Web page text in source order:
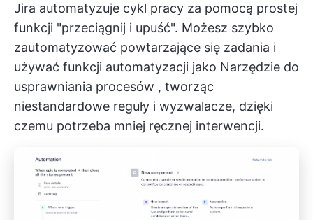
Jira automatyzuje cykl pracy za pomocą prostej
funkcji "przeciągnij i upuść". Możesz szybko
zautomatyzować powtarzające się zadania i
używać funkcji automatyzacji jako Narzędzie do
usprawniania procesów , tworząc
niestandardowe reguły i wyzwalacze, dzięki
czemu potrzeba mniej ręcznej interwencji.